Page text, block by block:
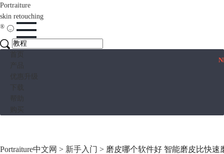
Portraiture
skin retouching
®
Portraiture中文网 > 新手入门 > 磨皮哪个软件好 智能磨皮比快速